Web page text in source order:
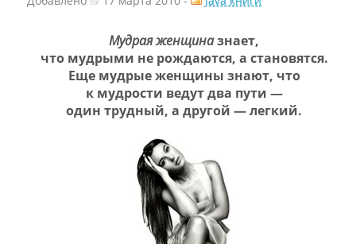
Мудрая женщиназнает,
что мудрыми не рождаются, а становятся.
Еще мудрые женщины знают, что
к мудрости ведут два пути —
один трудный, а другой — легкий.